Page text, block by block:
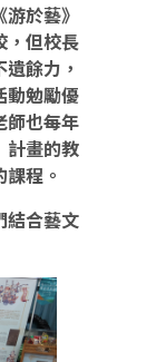
於藝》
，但校長
餘力，
動勉勵優
師也每年
計畫的教
程。
結合藝文